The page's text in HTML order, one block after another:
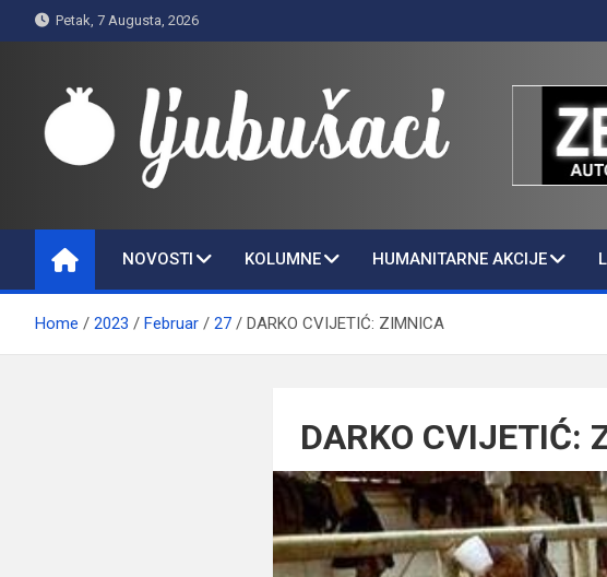
to
Petak, 7 Augusta, 2026
Ljubušaci
NOVOSTI KOLUMNE HUMANITARNE AKCIJE
Home 2023 Februar 27 DARKO CVIJETIĆ: ZIMNICA
DARKO CVIJETIĆ: